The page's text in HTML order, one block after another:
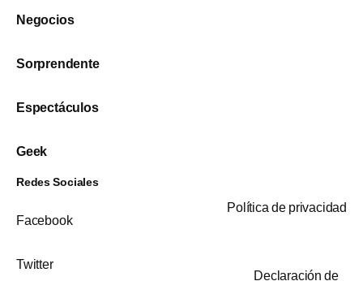
Negocios
Sorprendente
Espectáculos
Geek
Redes Sociales
Facebook
Twitter
Política de privacidad
Declaración de